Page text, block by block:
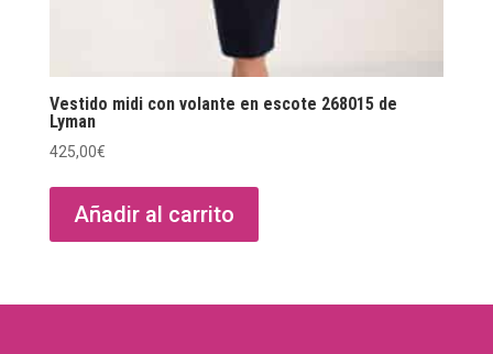
Vestido midi con volante en escote 268015 de
Lyman
425,00€
Añadir al carrito